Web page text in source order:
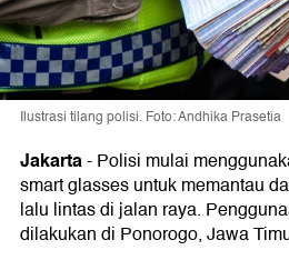
Ilustrasi tilang polisi. Foto: Andhika Prasetia
Jakarta-Polisi mulai
smart glasses untuk memantau
lalu lintas di jalan raya.
dilakukan di Ponorogo, Jawa